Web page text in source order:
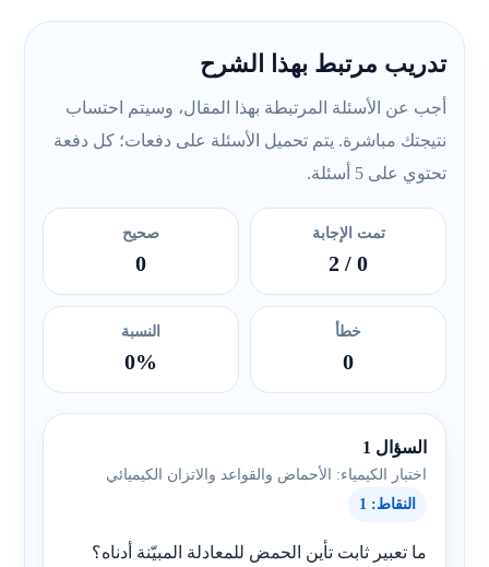
تدريب مرتبط بهذا الشرح
أجب عن الأسئلة المرتبطة بهذا المقال، وسيتم احتساب
نتيجتك مباشرة. يتم تحميل الأسئلة على دفعات؛ كل دفعة
تحتوي على 5 أسئلة.
تمت الإجابة
0
/ 2
صحيح
0
خطأ
0
النسبة
0%
السؤال 1
اختبار الكيمياء: الأحماض والقواعد والاتزان الكيميائي
النقاط: 1
ما تعبير ثابت تأين الحمض للمعادلة المبيّنة أدناه؟